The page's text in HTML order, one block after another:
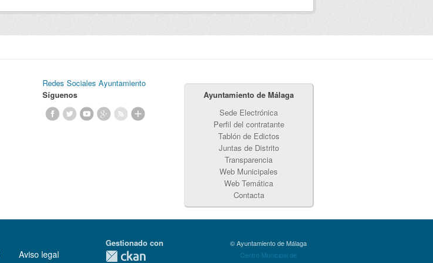
Redes Sociales Ayuntamiento
Síguenos
Ayuntamiento de Málaga
Sede Electrónica
Perfil del contratante
Tablón de Edictos
Juntas de Distrito
Transparencia
Web Municipales
Web Temática
Contacta
Aviso legal
Gestionado con
© Ayuntamiento de Málaga
Centro Municipal de